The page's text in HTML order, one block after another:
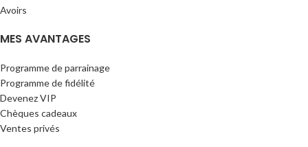
Avoirs
MES AVANTAGES
Programme de parrainage
Programme de fidélité
Devenez VIP
Chèques cadeaux
Ventes privés